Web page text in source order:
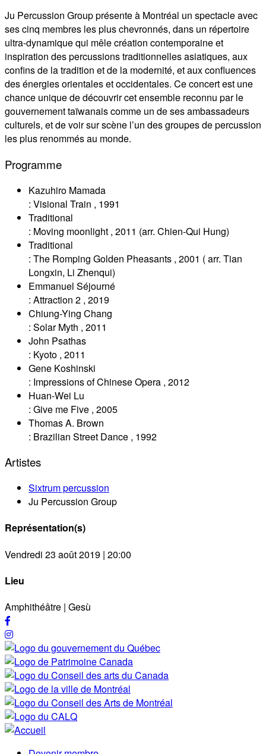
Ju Percussion Group présente à Montréal un spectacle avec
ses cinq membres les plus chevronnés, dans un répertoire
ultra-dynamique qui mêle création contemporaine et
inspiration des percussions traditionnelles asiatiques, aux
confins de la tradition et de la modernité, et aux confluences
des énergies orientales et occidentales. Ce concert est une
chance unique de découvrir cet ensemble reconnu par le
gouvernement taïwanais comme un de ses ambassadeurs
culturels, et de voir sur scène l’un des groupes de percussion
les plus renommés au monde.
Programme
Kazuhiro Mamada
: Visional Train , 1991
Traditional
: Moving moonlight , 2011 (arr. Chien-Qui Hung)
Traditional
: The Romping Golden Pheasants , 2001 ( arr. Tian
Longxin, Li Zhenqui)
Emmanuel Séjourné
: Attraction 2 , 2019
Chiung-Ying Chang
: Solar Myth , 2011
John Psathas
: Kyoto , 2011
Gene Koshinski
: Impressions of Chinese Opera , 2012
Huan-Wei Lu
: Give me Five , 2005
Thomas A. Brown
: Brazilian Street Dance , 1992
Artistes
Sixtrum percussion
Ju Percussion Group
Représentation(s)
Vendredi 23 août 2019 | 20:00
Lieu
Amphithéâtre | Gesù